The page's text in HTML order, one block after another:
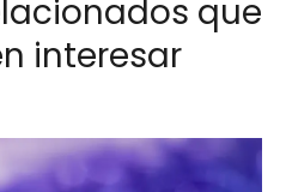
que
interesar